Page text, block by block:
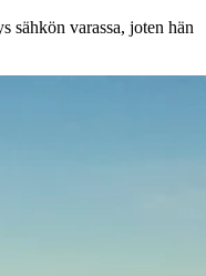
sähkön varassa, joten hän